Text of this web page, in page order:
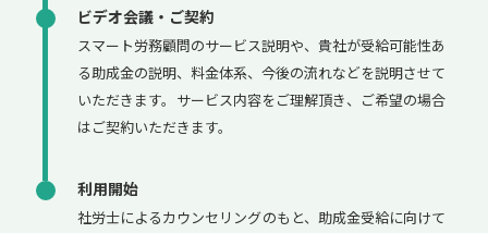
ビデオ会議・ご契約
スマート労務顧問のサービス説明や、貴社が受給可能性あ
る助成金の説明、料金体系、今後の流れなどを説明させて
いただきます。サービス内容をご理解頂き、ご希望の場合
はご契約いただきます。
利用開始
社労士によるカウンセリングのもと、助成金受給に向けて